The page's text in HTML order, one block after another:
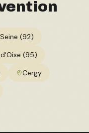
(92)
(95)
Cergy